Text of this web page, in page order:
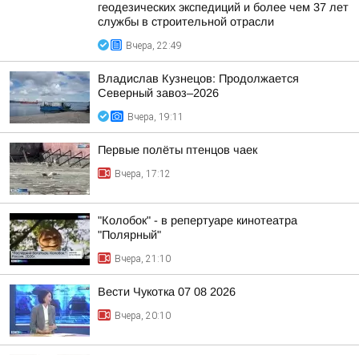
геодезических экспедиций и более чем 37 лет
службы в строительной отрасли
Вчера, 22:49
Владислав Кузнецов: Продолжается
Северный завоз–2026
Вчера, 19:11
Первые полёты птенцов чаек
Вчера, 17:12
"Колобок" - в репертуаре кинотеатра
"Полярный"
Вчера, 21:10
Вести Чукотка 07 08 2026
Вчера, 20:10